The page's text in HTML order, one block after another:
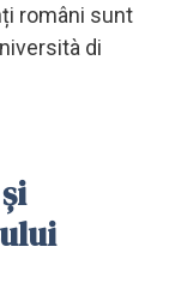
români sunt
di